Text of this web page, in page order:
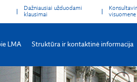
Dažniausiai užduodami
klausimai
visuomene
LMA Struktūra ir kontaktinė informacija